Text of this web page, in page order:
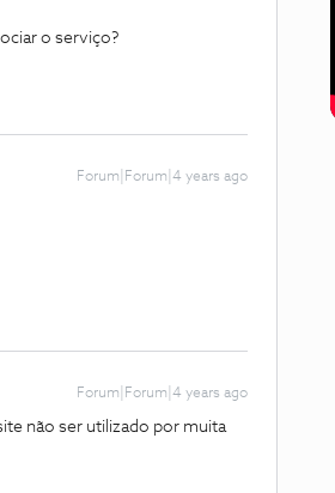
o serviço?
Forum|Forum|4 years ago
Forum|Forum|4 years ago
não ser utilizado por muita